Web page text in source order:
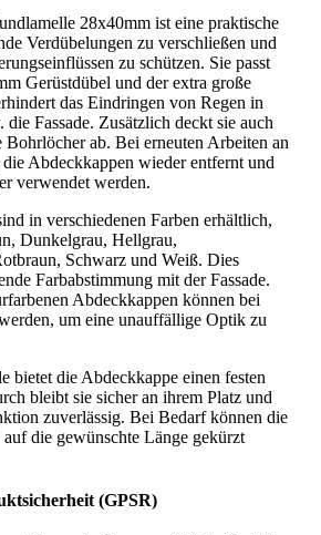
28x40mm ist eine praktische
Verdübelungen zu verschließen und
zu schützen. Sie passt
Gerüstdübel und der extra große
das Eindringen von Regen in
Fassade. Zusätzlich deckt sie auch
Bohrlöcher ab. Bei erneuten Arbeiten an
die Abdeckkappen wieder entfernt und
verwendet werden.
in verschiedenen Farben erhältlich,
Dunkelgrau, Hellgrau,
Schwarz und Weiß. Dies
Farbabstimmung mit der Fassade.
Abdeckkappen können bei
um eine unauffällige Optik zu
bietet die Abdeckkappe einen festen
bleibt sie sicher an ihrem Platz und
zuverlässig. Bei Bedarf können die
die gewünschte Länge gekürzt
(GPSR)